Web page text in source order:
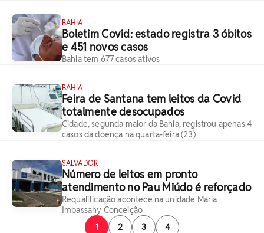
BAHIA
Boletim Covid: estado registra 3 óbitos
e 451 novos casos
Bahia tem 677 casos ativos
BAHIA
Feira de Santana tem leitos da Covid
totalmente desocupados
Cidade, segunda maior da Bahia, registrou apenas 4
casos da doença na quarta-feira (23)
SALVADOR
Número de leitos em pronto
atendimento no Pau Miúdo é reforçado
Requalificação acontece na unidade Maria
Imbassahy Conceição
1
2 3 4